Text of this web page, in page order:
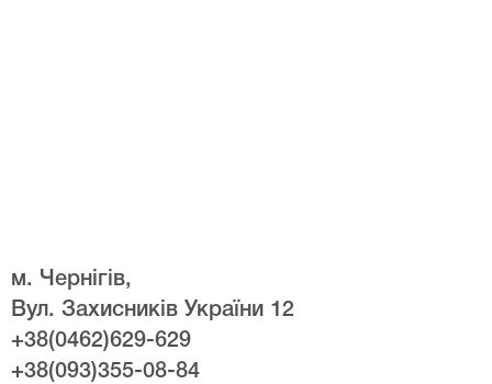
м. Чернігів,
Вул. Захисників України 12
+38(0462)629-629
+38(093)355-08-84